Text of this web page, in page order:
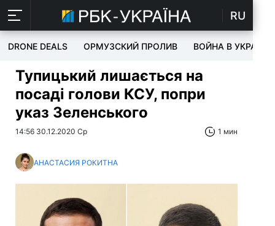
RU
DRONE DEALS ОРМУЗСКИЙ ПРОЛИВ ВОЙНА В УКРАИНЕ
Тупицький лишається на
посаді голови КСУ, попри
указ Зеленського
14:56 30.12.2020 Ср 1 мин
АНАСТАСИЯ РОКИТНА